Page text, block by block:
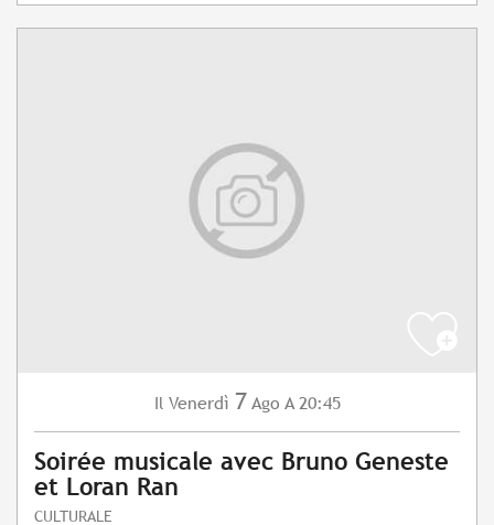
Il Venerdì 7 Ago A 20:45
Soirée musicale avec Bruno Geneste
et Loran Ran
CULTURALE